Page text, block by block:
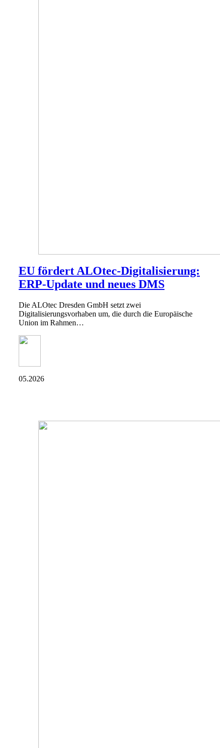
EU fördert ALOtec-Digitalisierung:
ERP-Update und neues DMS
Die ALOtec Dresden GmbH setzt zwei
Digitalisierungsvorhaben um, die durch die Europäische
Union im Rahmen…
05.2026